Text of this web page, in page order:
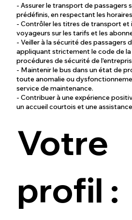
- Assurer le transport de passagers
prédéfinis, en respectant les
- Contrôler les titres de transport et
voyageurs sur les tarifs et les
- Veiller à la sécurité des passagers
appliquant strictement le code de
procédures de sécurité de
- Maintenir le bus dans un état de
toute anomalie ou
service de maintenance.
- Contribuer à une expérience
un accueil courtois et une
Votre
profil :